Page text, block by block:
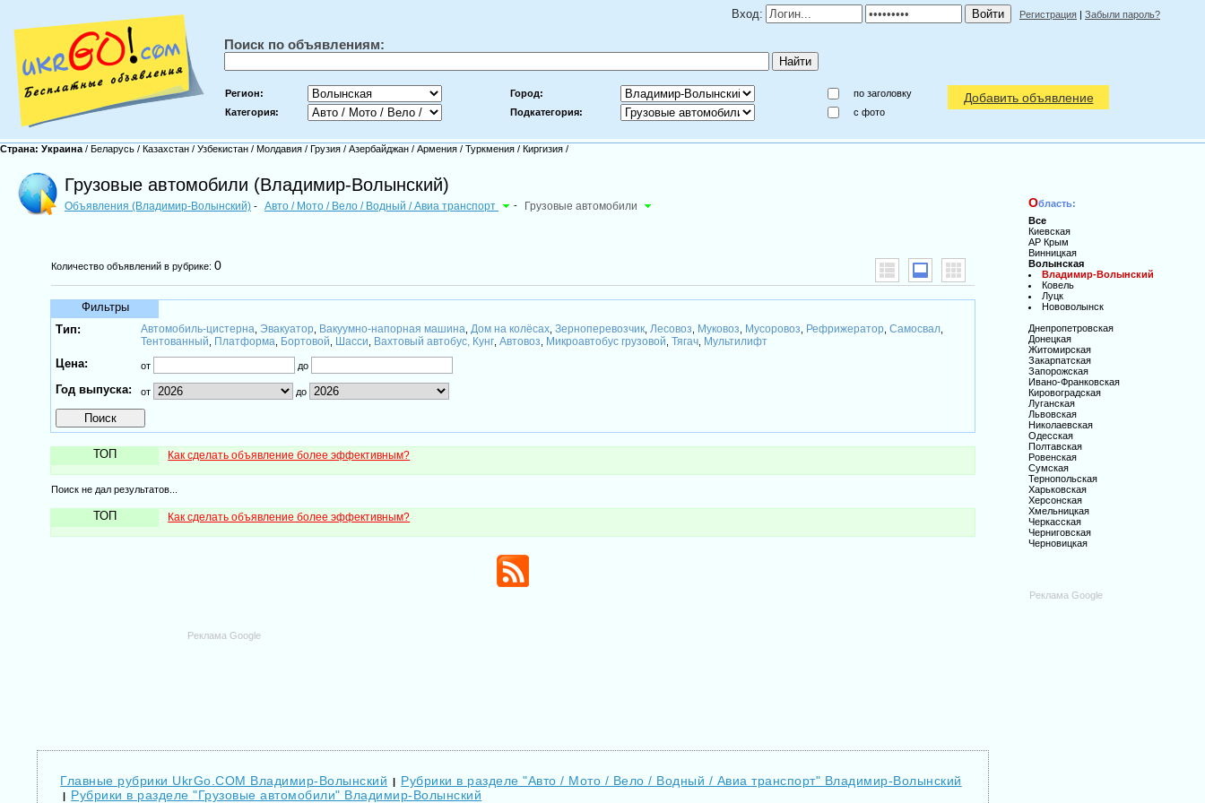
Вход: Регистрация | Забыли пароль?
Поиск по объявлениям:
Регион: Город:
по заголовку
Категория:
Подкатегория: c фото
Добавить объявление
Страна: Украина / Беларусь / Казахстан / Узбекистан / Молдавия / Грузия / Азербайджан / Армения / Туркмения / Киргизия /
Грузовые автомобили (Владимир-Волынский)
Объявления (Владимир-Волынский) - Авто / Мото / Вело / Водный / Авиа транспорт - Грузовые автомобили
Количество объявлений в рубрике:0
Фильтры
Тип:
Автомобиль-цистерна Эвакуатор Вакуумно-напорная машина Дом на колёсах ,Зерноперевозчик Лесовоз Муковоз Мусоровоз Рефрижератор ,Самосвал
Тентованный Платформа Бортовой Шасси Вахтовый автобус, Кунг ,Автовоз Микроавтобус грузовой ,Тягач Мультилифт
Цена: от до
Год выпуска: от до
ТОП Как сделать объявление более эффективным?
Поиск не дал результатов...
ТОП Как сделать объявление более эффективным?
Реклама Google
Главные рубрики UkrGo.COM Владимир-Волынский | Рубрики в разделе "Авто / Мото / Вело / Водный / Авиа транспорт" Владимир-Волынский
| Рубрики в разделе "Грузовые автомобили" Владимир-Волынский
Область:
Все
Киевская
АР Крым
Винницкая
Волынская
Владимир-Волынский
Ковель
Луцк
Нововолынск
Днепропетровская
Донецкая
Житомирская
Закарпатская
Запорожская
Ивано-Франковская
Кировоградская
Луганская
Львовская
Николаевская
Одесская
Полтавская
Ровенская
Сумская
Тернопольская
Харьковская
Херсонская
Хмельницкая
Черкасская
Черниговская
Черновицкая
Реклама Google